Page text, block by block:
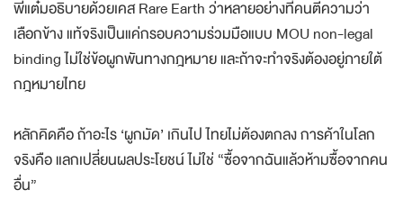
พี่แต๋มอธิบายด้วยเคส Rare Earth ว่าหลายอย่างที่คนตีความว่า
เลือกข้าง แท้จริงเป็นแค่กรอบความร่วมมือแบบ MOU non-legal
binding ไม่ใช่ข้อผูกพันทางกฎหมาย และถ้าจะทำจริงต้องอยู่ภายใต้
กฎหมายไทย
หลักคิดคือ ถ้าอะไร ‘ผูกมัด’ เกินไป ไทยไม่ต้องตกลง การค้าในโลก
จริงคือ แลกเปลี่ยนผลประโยชน์ ไม่ใช่ “ซื้อจากฉันแล้วห้ามซื้อจากคน
อื่น”